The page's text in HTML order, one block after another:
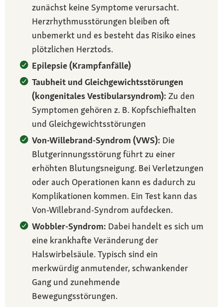
zunächst keine Symptome verursacht.
Herzrhythmusstörungen bleiben oft
unbemerkt und es besteht das Risiko eines
plötzlichen Herztods.
Epilepsie (Krampfanfälle)
Taubheit und Gleichgewichtsstörungen
(kongenitales Vestibularsyndrom): Zu den
Symptomen gehören z. B. Kopfschiefhalten
und Gleichgewichtsstörungen
Von-Willebrand-Syndrom (VWS): Die
Blutgerinnungsstörung führt zu einer
erhöhten Blutungsneigung. Bei Verletzungen
oder auch Operationen kann es dadurch zu
Komplikationen kommen. Ein Test kann das
Von-Willebrand-Syndrom aufdecken.
Wobbler-Syndrom: Dabei handelt es sich um
eine krankhafte Veränderung der
Halswirbelsäule. Typisch sind ein
merkwürdig anmutender, schwankender
Gang und zunehmende
Bewegungsstörungen.